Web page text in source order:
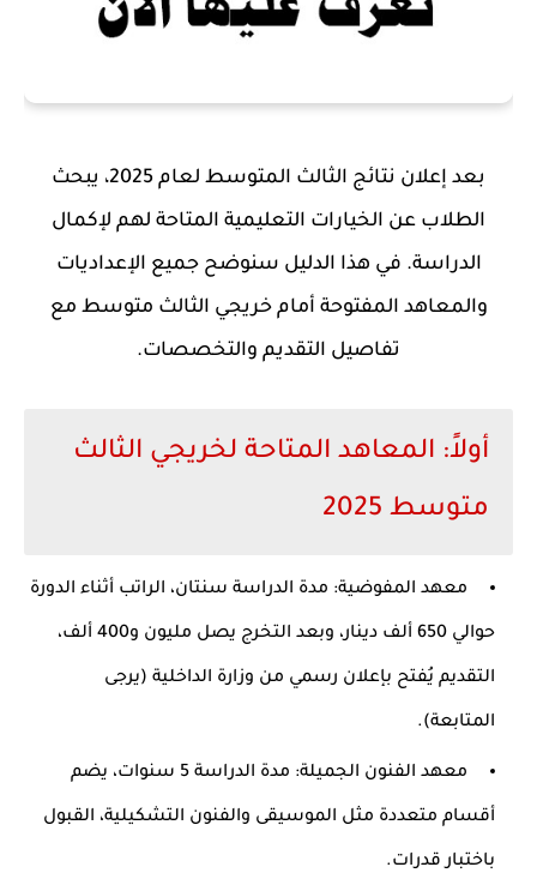
بعد إعلان نتائج الثالث المتوسط لعام 2025، يبحث
الطلاب عن الخيارات التعليمية المتاحة لهم لإكمال
الدراسة. في هذا الدليل سنوضح جميع الإعداديات
والمعاهد المفتوحة أمام خريجي الثالث متوسط مع
تفاصيل التقديم والتخصصات.
أولاً: المعاهد المتاحة لخريجي الثالث
متوسط 2025
معهد المفوضية: مدة الدراسة سنتان، الراتب أثناء الدورة
حوالي 650 ألف دينار، وبعد التخرج يصل مليون و400 ألف،
التقديم يُفتح بإعلان رسمي من وزارة الداخلية (يرجى
المتابعة).
معهد الفنون الجميلة: مدة الدراسة 5 سنوات، يضم
أقسام متعددة مثل الموسيقى والفنون التشكيلية، القبول
باختبار قدرات.